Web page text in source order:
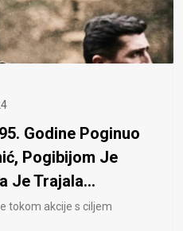
Godine Poginuo
Pogibijom Je
Je Trajala...
tokom akcije s ciljem